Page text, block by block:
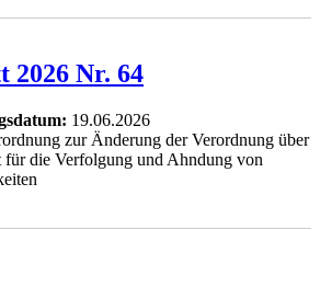
2026 Nr. 64
19.06.2026
zur Änderung der Verordnung über
für die Verfolgung und Ahndung von